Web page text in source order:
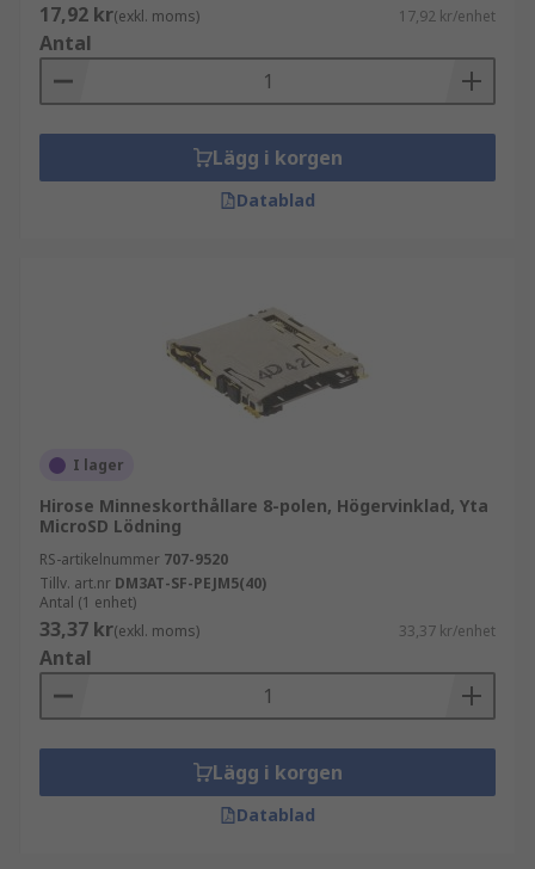
Börja med att identifiera vilken typ av
minneskort som ska användas, till exempel SD
eller microSD. Kontrollera därefter
monteringssätt, kortets orientering och om
funktionen kräver kortdetektering. I kompakta
konstruktioner är även höjd och mekanisk
hållbarhet viktiga faktorer. Vi på RS hjälper gärna
RS PRO – minneskortkontakter med
pålitlig kvalitet
I sortimentet finns även minneskortkontakter
verifierad kvalitet, stabil funktion och
tryggt val för både utveckling och
serieproduktion.
Utforska RS PRO-sortimentet
Relaterade kategorier
Komplettera med:
USB-kontakter
17,92 kr(exkl. moms) 17,92 kr/enhet
Antal
Lägg i korgen
Datablad
I lager
Hirose Minneskorthållare 8-polen, Högervinklad, Yta
MicroSD Lödning
RS-artikelnummer 707-9520
Tillv. art.nr DM3AT-SF-PEJM5(40)
Antal (1 enhet)
33,37 kr(exkl. moms) 33,37 kr/enhet
Antal
Lägg i korgen
Datablad